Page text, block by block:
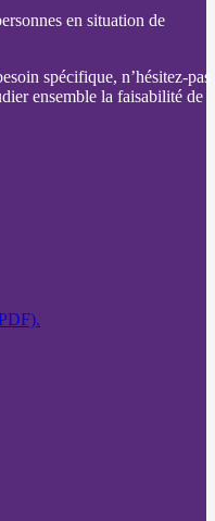
en situation de
spécifique, n’hésitez-pas
ensemble la faisabilité de